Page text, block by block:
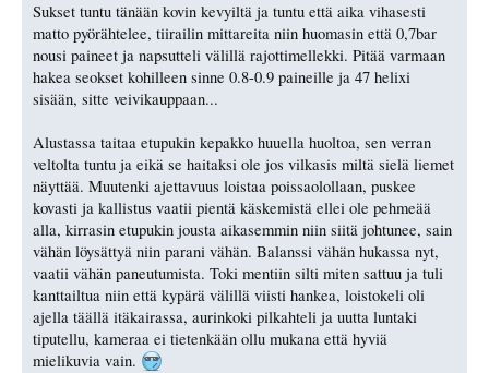
Sukset tuntu tänään kovin kevyiltä ja tuntu että aika vihasesti
matto pyörähtelee, tiirailin mittareita niin huomasin että 0,7bar
nousi paineet ja napsutteli välillä rajottimellekki. Pitää varmaan
hakea seokset kohilleen sinne 0.8-0.9 paineille ja 47 helixi
sisään, sitte veivikauppaan...
Alustassa taitaa etupukin kepakko huuella huoltoa, sen verran
veltolta tuntu ja eikä se haitaksi ole jos vilkasis miltä sielä liemet
näyttää. Muutenki ajettavuus loistaa poissaolollaan, puskee
kovasti ja kallistus vaatii pientä käskemistä ellei ole pehmeää
alla, kirrasin etupukin jousta aikasemmin niin siitä johtunee, sain
vähän löysättyä niin parani vähän. Balanssi vähän hukassa nyt,
vaatii vähän paneutumista. Toki mentiin silti miten sattuu ja tuli
kanttailtua niin että kypärä välillä viisti hankea, loistokeli oli
ajella täällä itäkairassa, aurinkoki pilkahteli ja uutta luntaki
tiputellu, kameraa ei tietenkään ollu mukana että hyviä
mielikuvia vain.